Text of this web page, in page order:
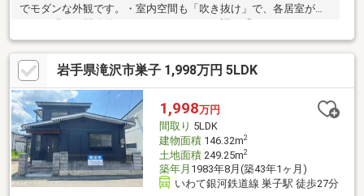
でモダンな外観です。・室内空間も「吹き抜け」で、各居室がつ
家です。ぜひ、お気軽に実際のお部屋をご見学ください。
岩手県滝沢市巣子 1,998万円 5LDK
1,998万円
間取り 5LDK
建物面積146.32m2
土地面積249.25m2
築年月 1983年8月(築43年1ヶ月)
いわて銀河鉄道線 巣子駅 徒歩27分